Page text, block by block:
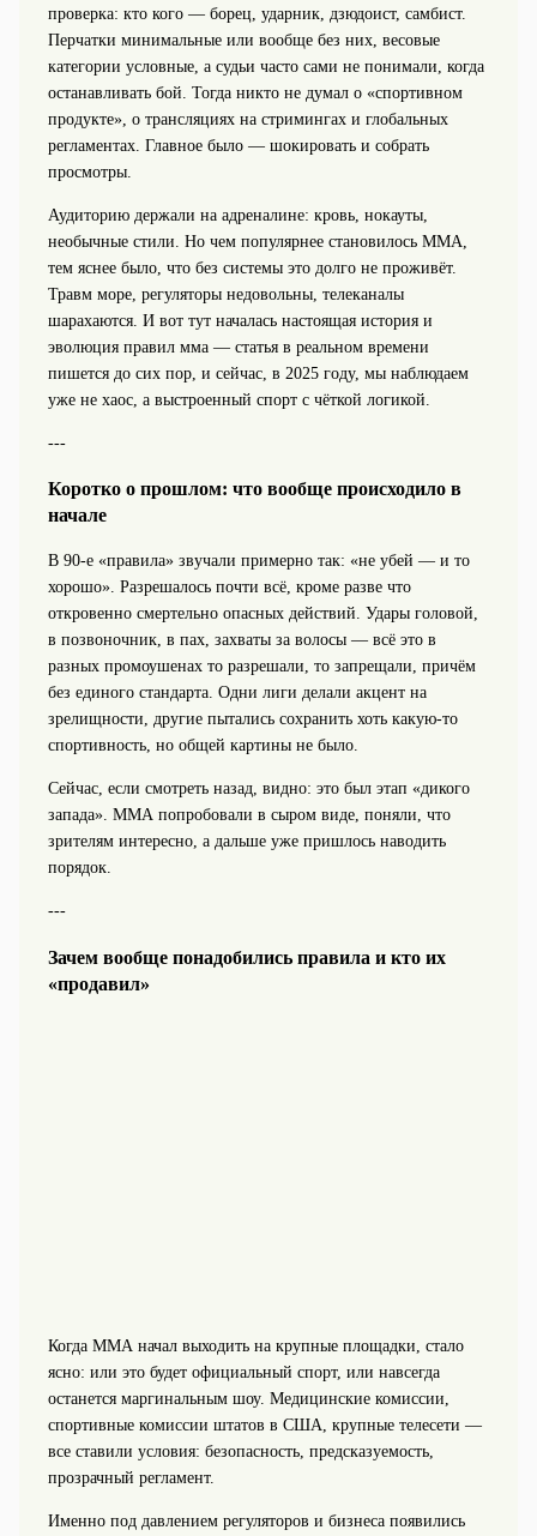
проверка: кто кого — борец, ударник, дзюдоист, самбист.
Перчатки минимальные или вообще без них, весовые
категории условные, а судьи часто сами не понимали, когда
останавливать бой. Тогда никто не думал о «спортивном
продукте», о трансляциях на стримингах и глобальных
регламентах. Главное было — шокировать и собрать
просмотры.
Аудиторию держали на адреналине: кровь, нокауты,
необычные стили. Но чем популярнее становилось ММА,
тем яснее было, что без системы это долго не проживёт.
Травм море, регуляторы недовольны, телеканалы
шарахаются. И вот тут началась настоящая история и
эволюция правил мма — статья в реальном времени
пишется до сих пор, и сейчас, в 2025 году, мы наблюдаем
уже не хаос, а выстроенный спорт с чёткой логикой.
---
Коротко о прошлом: что вообще происходило в
начале
В 90‑е «правила» звучали примерно так: «не убей — и то
хорошо». Разрешалось почти всё, кроме разве что
откровенно смертельно опасных действий. Удары головой,
в позвоночник, в пах, захваты за волосы — всё это в
разных промоушенах то разрешали, то запрещали, причём
без единого стандарта. Одни лиги делали акцент на
зрелищности, другие пытались сохранить хоть какую‑то
спортивность, но общей картины не было.
Сейчас, если смотреть назад, видно: это был этап «дикого
запада». ММА попробовали в сыром виде, поняли, что
зрителям интересно, а дальше уже пришлось наводить
порядок.
---
Зачем вообще понадобились правила и кто их
«продавил»
Когда ММА начал выходить на крупные площадки, стало
ясно: или это будет официальный спорт, или навсегда
останется маргинальным шоу. Медицинские комиссии,
спортивные комиссии штатов в США, крупные телесети —
все ставили условия: безопасность, предсказуемость,
прозрачный регламент.
Именно под давлением регуляторов и бизнеса появились